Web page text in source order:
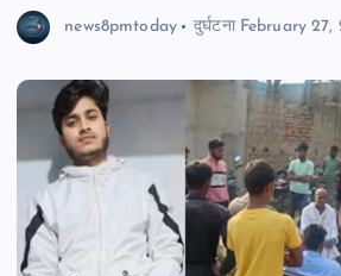
news8pmtoday दुर्घटना February 27,